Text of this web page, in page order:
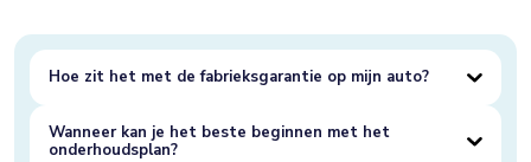
Hoe zit het met de fabrieksgarantie op mijn auto?
Wanneer kan je het beste beginnen met het
onderhoudsplan?